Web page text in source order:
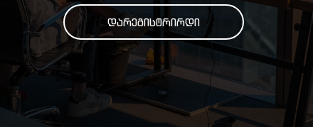
დარეგისტრირდი